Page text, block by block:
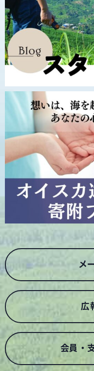
メ
広
会員・